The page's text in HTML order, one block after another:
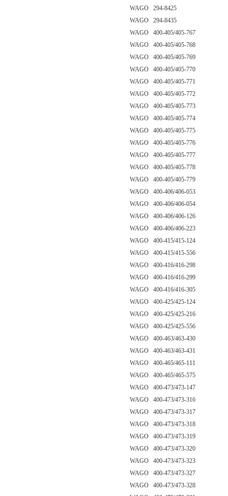
WAGO 294-8425
WAGO 294-8435
WAGO 400-405/405-767
WAGO 400-405/405-768
WAGO 400-405/405-769
WAGO 400-405/405-770
WAGO 400-405/405-771
WAGO 400-405/405-772
WAGO 400-405/405-773
WAGO 400-405/405-774
WAGO 400-405/405-775
WAGO 400-405/405-776
WAGO 400-405/405-777
WAGO 400-405/405-778
WAGO 400-405/405-779
WAGO 400-406/406-053
WAGO 400-406/406-054
WAGO 400-406/406-126
WAGO 400-406/406-223
WAGO 400-415/415-124
WAGO 400-415/415-556
WAGO 400-416/416-298
WAGO 400-416/416-299
WAGO 400-416/416-305
WAGO 400-425/425-124
WAGO 400-425/425-216
WAGO 400-425/425-556
WAGO 400-463/463-430
WAGO 400-463/463-431
WAGO 400-465/465-111
WAGO 400-465/465-575
WAGO 400-473/473-147
WAGO 400-473/473-316
WAGO 400-473/473-317
WAGO 400-473/473-318
WAGO 400-473/473-319
WAGO 400-473/473-320
WAGO 400-473/473-323
WAGO 400-473/473-327
WAGO 400-473/473-328